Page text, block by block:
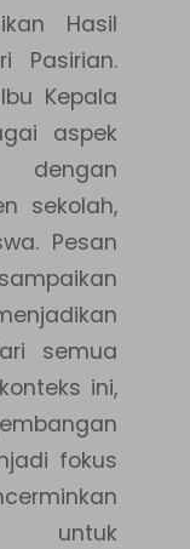
Hasil
Pasirian.
Kepala
aspek
sekolah,
Pesan
semua
ini,
fokus
untuk